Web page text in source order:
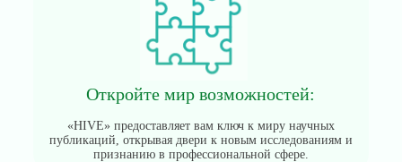
Откройте мир возможностей:
«HIVE» предоставляет вам ключ к миру научных
публикаций, открывая двери к новым исследованиям и
признанию в профессиональной сфере.